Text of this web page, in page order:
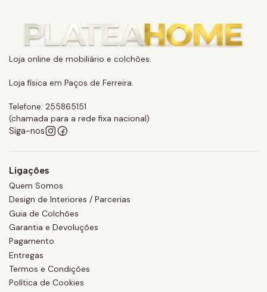
Loja online de mobiliário e colchões.
Loja física em Paços de Ferreira.
Telefone: 255865151
(chamada para a rede fixa nacional)
Siga-nos
Ligações
Quem Somos
Design de Interiores / Parcerias
Guia de Colchões
Garantia e Devoluções
Pagamento
Entregas
Termos e Condições
Política de Cookies